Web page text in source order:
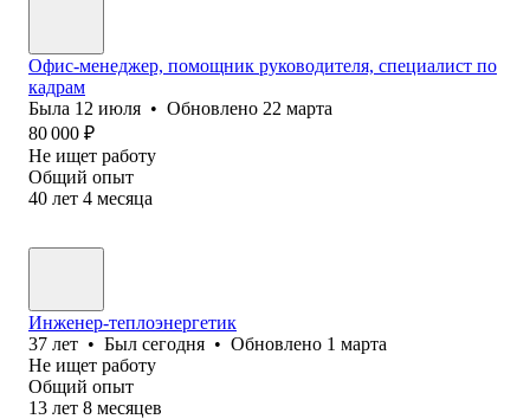
Офис-менеджер, помощник руководителя, специалист по
кадрам
Была 12 июля • Обновлено 22 марта
80 000 ₽
Не ищет работу
Общий опыт
40 лет 4 месяца
Инженер-теплоэнергетик
37 лет • Был сегодня • Обновлено 1 марта
Не ищет работу
Общий опыт
13 лет 8 месяцев